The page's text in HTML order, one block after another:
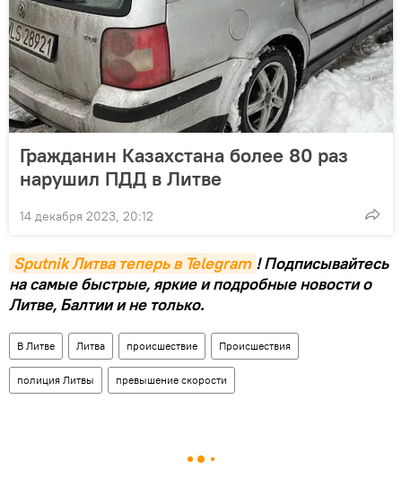
Гражданин Казахстана более 80 раз
нарушил ПДД в Литве
14 декабря 2023, 20:12
Sputnik Литва теперь в Telegram ! Подписывайтесь
на самые быстрые, яркие и подробные новости о
Литве, Балтии и не только.
В Литве Литва происшествие Происшествия
полиция Литвы превышение скорости